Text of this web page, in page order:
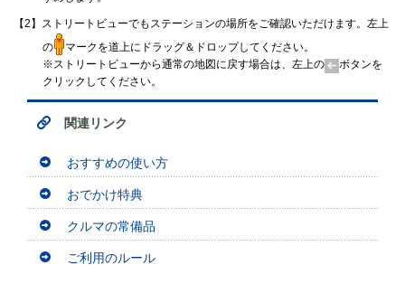
【2】ストリートビューでもステーションの場所をご確認いただけます。左上
の
マークを道上にドラッグ＆ドロップしてください。
※ストリートビューから通常の地図に戻す場合は、左上の
ボタンを
クリックしてください。
関連リンク
おすすめの使い方
おでかけ特典
クルマの常備品
ご利用のルール